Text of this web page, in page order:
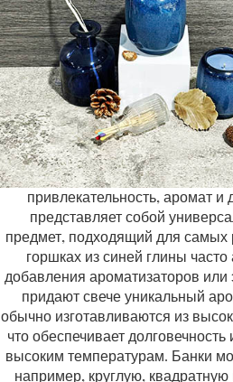
привлекательность, аромат и
представляет собой
предмет, подходящий для самых
горшках из синей глины
добавления ароматизаторов
придают свече уникальный
обычно изготавливаются из
что обеспечивает долговечность
высоким температурам. Банки
например, круглую,